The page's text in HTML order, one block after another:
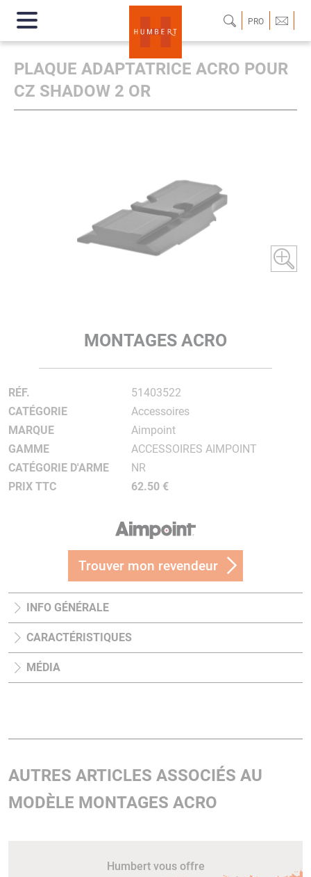
PRO
PLAQUE ADAPTATRICE ACRO POUR
CZ SHADOW 2 OR
MONTAGES ACRO
RÉF.
51403522
CATÉGORIE
Accessoires
MARQUE
Aimpoint
GAMME
ACCESSOIRES AIMPOINT
CATÉGORIE D'ARME
NR
PRIX TTC
62.50 €
Trouver mon revendeur
INFO GÉNÉRALE
CARACTÉRISTIQUES
MÉDIA
AUTRES ARTICLES ASSOCIÉS AU
MODÈLE MONTAGES ACRO
Humbert vous offre